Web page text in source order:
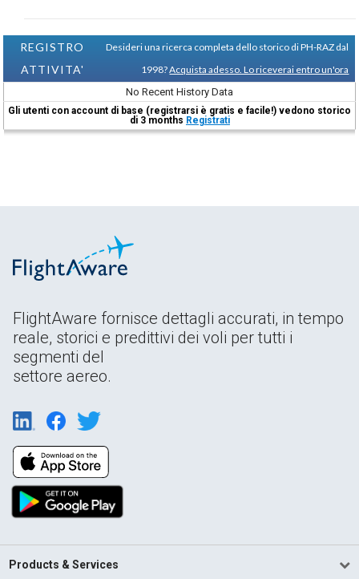
REGISTRO
ATTIVITA'
Desideri una ricerca completa dello storico di PH-RAZ dal
1998?Acquista adesso. Lo riceverai entro un'ora
No Recent History Data
Gli utenti con account di base (registrarsi è gratis e facile!) vedono storico
di 3 months Registrati
FlightAware fornisce dettagli accurati, in tempo
reale, storici e predittivi dei voli per tutti i
segmenti del
settore aereo.
Products & Services